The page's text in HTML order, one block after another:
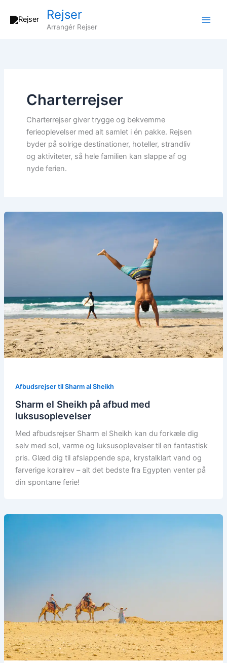
Rejser
Arrangér Rejser
Charterrejser
Charterrejser giver trygge og bekvemme
ferieoplevelser med alt samlet i én pakke. Rejsen
byder på solrige destinationer, hoteller, strandliv
og aktiviteter, så hele familien kan slappe af og
nyde ferien.
Afbudsrejser til Sharm al Sheikh
Sharm el Sheikh på afbud med
luksusoplevelser
Med afbudsrejser Sharm el Sheikh kan du forkæle dig
selv med sol, varme og luksusoplevelser til en fantastisk
pris. Glæd dig til afslappende spa, krystalklart vand og
farverige koralrev – alt det bedste fra Egypten venter på
din spontane ferie!